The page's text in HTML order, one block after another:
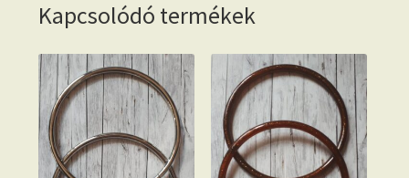
Kapcsolódó termékek